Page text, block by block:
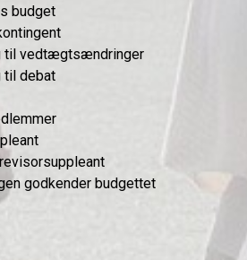
budget
til vedtægtsændringer
til debat
godkender budgettet